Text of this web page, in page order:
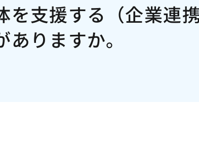
支援する（企業連携
りますか。